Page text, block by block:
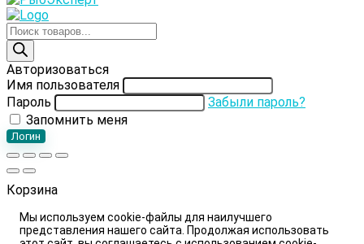
Поиск
товаров
Авторизоваться
Имя пользователя
Пароль
Забыли пароль?
Запомнить меня
Логин
Корзина
Мы используем cookie-файлы для наилучшего
представления нашего сайта. Продолжая использовать